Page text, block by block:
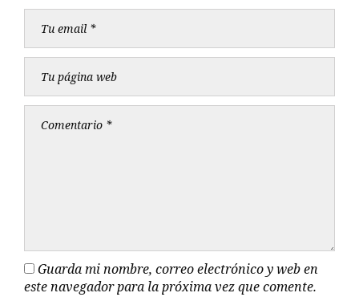
Guarda mi nombre, correo electrónico y web en
este navegador para la próxima vez que comente.